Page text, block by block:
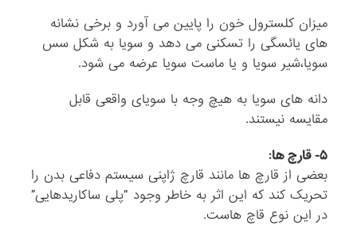
میزان کلسترول خون را پایین می آورد و برخی نشانه
های یائسگی را تسکنی می دهد و سویا به شکل سس
سویا،‌شیر سویا و یا ماست سویا عرضه می شود.
دانه های سویا به هیچ وجه با سویای واقعی قابل
مقایسه نیستند.
۵- قارچ ها:
بعضی از قارچ ها مانند قارچ ژاپنی سیستم دفاعی بدن را
تحریک کند که این اثر به خاطر وجود “پلی ساکاریدهایی”
در این نوع قاچ هاست.